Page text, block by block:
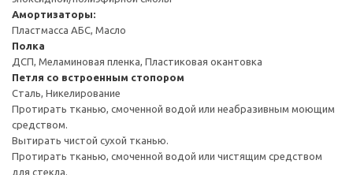
Амортизаторы:
Пластмасса АБС, Масло
Полка
ДСП, Меламиновая пленка, Пластиковая окантовка
Петля со встроенным стопором
Сталь, Никелирование
Протирать тканью, смоченной водой или неабразивным моющим
средством.
Вытирать чистой сухой тканью.
Протирать тканью, смоченной водой или чистящим средством
для стекла.